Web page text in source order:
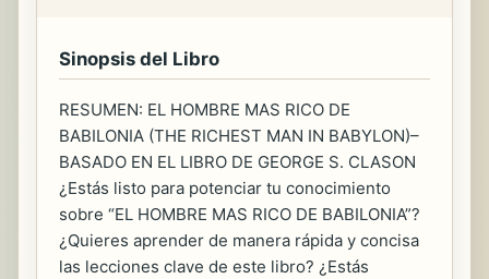
Sinopsis del Libro
RESUMEN: EL HOMBRE MAS RICO DE
BABILONIA (THE RICHEST MAN IN BABYLON)–
BASADO EN EL LIBRO DE GEORGE S. CLASON
¿Estás listo para potenciar tu conocimiento
sobre “EL HOMBRE MAS RICO DE BABILONIA”?
¿Quieres aprender de manera rápida y concisa
las lecciones clave de este libro? ¿Estás